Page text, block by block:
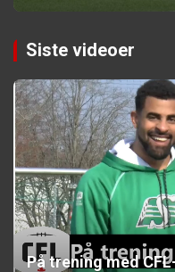
Siste videoer
På trening med